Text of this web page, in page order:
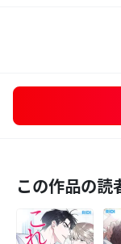
この作品の読